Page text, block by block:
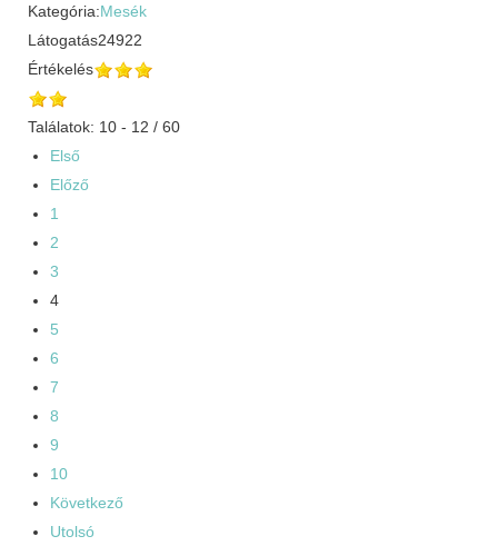
Kategória:Mesék
Látogatás24922
Értékelés
Találatok: 10 - 12 / 60
Első
Előző
1
2
3
4
5
6
7
8
9
10
Következő
Utolsó